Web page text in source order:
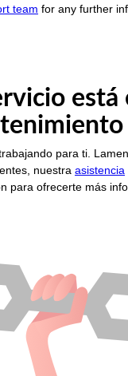
team for any further
está
para ti.
nuestra asistencia
para ofrecerte más